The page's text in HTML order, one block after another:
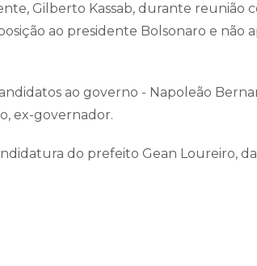
Gilberto Kassab, durante reunião
ao presidente Bolsonaro e não
ao governo - Napoleão
ex-governador.
do prefeito Gean Loureiro,